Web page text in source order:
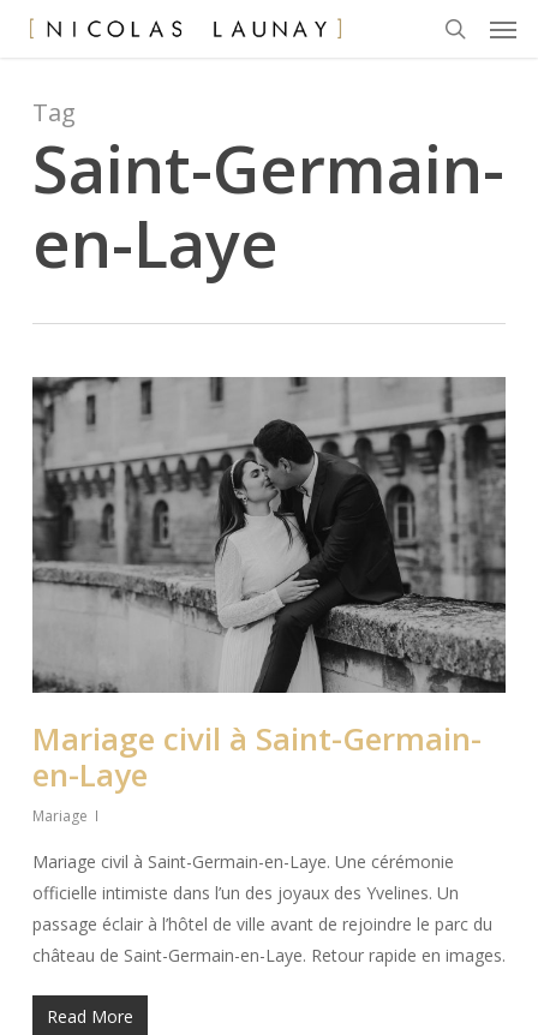
content
Tag
Saint-Germain-
en-Laye
Mariage civil à Saint-Germain-
en-Laye
Mariage
Mariage civil à Saint-Germain-en-Laye. Une cérémonie
officielle intimiste dans l’un des joyaux des Yvelines. Un
passage éclair à l’hôtel de ville avant de rejoindre le parc du
château de Saint-Germain-en-Laye. Retour rapide en images.
Read More